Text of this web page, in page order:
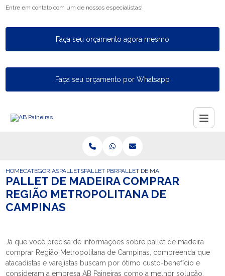
Entre em contato com um de nossos especialistas!
Faça seu orçamento agora mesmo
Faça seu orçamento por Whatsapp
HOMECATEGORIASPALLETSPALLET PBRPALLET DE MADEIRA COMPRAR
PALLET DE MADEIRA COMPRAR
REGIÃO METROPOLITANA DE
CAMPINAS
Já que você precisa de informações sobre pallet de madeira
comprar Região Metropolitana de Campinas, compreenda que
atacadistas e varejistas buscam por ótimo custo-benefício e
consideram a empresa AB Paineiras como a melhor solução.